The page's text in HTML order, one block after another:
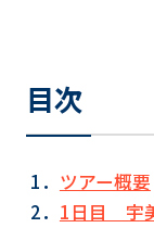
目次
1． ツアー概要
2． 1日目 宇